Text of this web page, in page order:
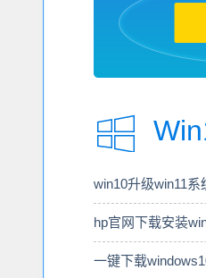
win10升级win11系
hp官网下载安装
一键下载